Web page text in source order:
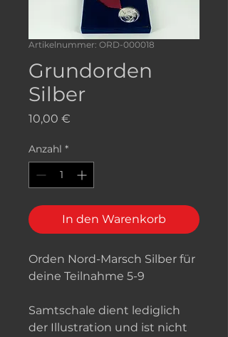
Artikelnummer: ORD-000018
Grundorden
Silber
10,00 €
Anzahl *
In den Warenkorb
Orden Nord-Marsch Silber für
deine Teilnahme 5-9
Samtschale dient lediglich
der Illustration und ist nicht